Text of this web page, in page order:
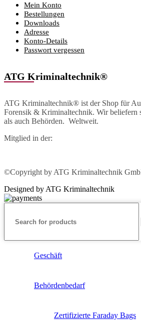
Mein Konto
Bestellungen
Downloads
Adresse
Konto-Details
Passwort vergessen
ATG Kriminaltechnik®
ATG Kriminaltechnik® ist der Shop für
Forensik & Kriminaltechnik. Wir beliefern
als auch Behörden. Weltweit.
Mitglied in der:
©Copyright by ATG Kriminaltechnik
Designed by ATG Kriminaltechnik
Geschäft
Behördenbedarf
Zertifizierte Faraday Bags